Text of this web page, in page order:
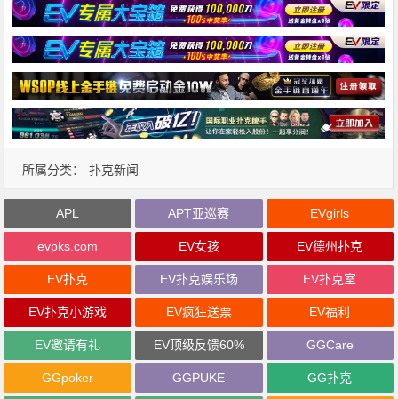
所属分类： 扑克新闻
APL APT亚巡赛 EVgirls
evpks.com EV女孩 EV德州扑克
EV扑克 EV扑克娱乐场 EV扑克室
EV扑克小游戏 EV疯狂送票 EV福利
EV邀请有礼 EV顶级反馈60% GGCare
GGpoker GGPUKE GG扑克